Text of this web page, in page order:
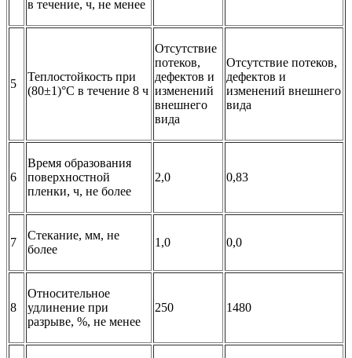
в течение, ч, не менее
5
Теплостойкость при
(80±1)°С в течение 8 ч
Отсутствие
потеков,
дефектов и
изменений
внешнего
вида
Отсутствие потеков,
дефектов и
изменений внешнего
вида
6
Время образования
поверхностной
пленки, ч, не более
2,0 0,83
7
Стекание, мм, не
более
1,0 0,0
8
Относительное
удлинение при
разрыве, %, не менее
250 1480